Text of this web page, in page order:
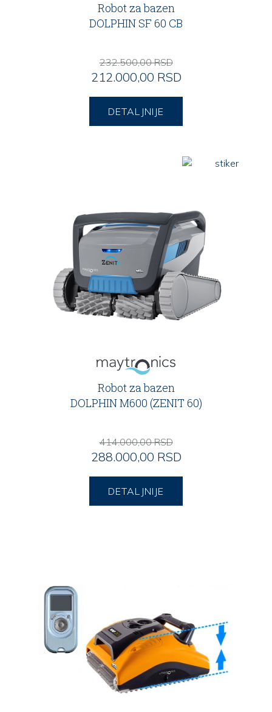
Robot za bazen
DOLPHIN SF 60 CB
232.500,00 RSD
212.000,00 RSD
DETALJNIJE
Robot za bazen
DOLPHIN M600 (ZENIT 60)
414.000,00 RSD
288.000,00 RSD
DETALJNIJE